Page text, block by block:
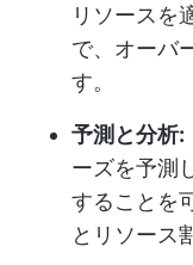
リソースを
で、オーバ
す。
予測と分析:
ーズを予測
することを
とリソース